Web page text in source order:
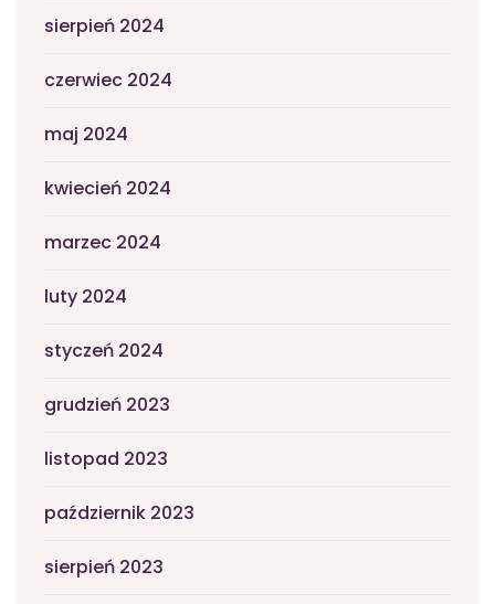
sierpień 2024
czerwiec 2024
maj 2024
kwiecień 2024
marzec 2024
luty 2024
styczeń 2024
grudzień 2023
listopad 2023
październik 2023
sierpień 2023